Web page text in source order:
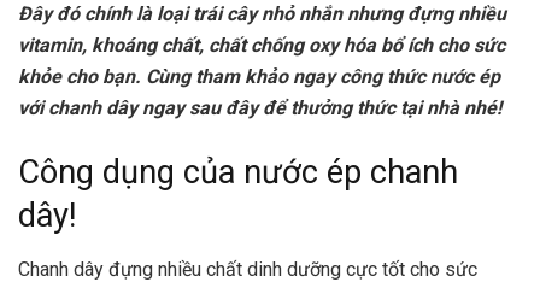
Đây đó chính là loại trái cây nhỏ nhắn nhưng đựng nhiều
vitamin, khoáng chất, chất chống oxy hóa bổ ích cho sức
khỏe cho bạn. Cùng tham khảo ngay công thức nước ép
với chanh dây ngay sau đây để thưởng thức tại nhà nhé!
Công dụng của nước ép chanh
dây!
Chanh dây đựng nhiều chất dinh dưỡng cực tốt cho sức